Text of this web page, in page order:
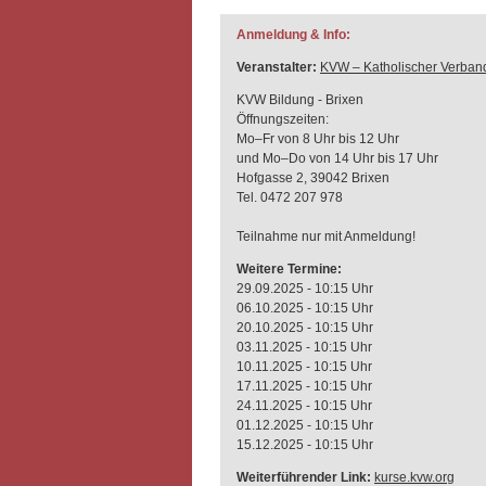
Anmeldung & Info:
Veranstalter: KVW – Katholischer
KVW Bildung - Brixen
Öffnungszeiten:
Mo–Fr von 8 Uhr bis 12 Uhr
und Mo–Do von 14 Uhr bis 17 Uhr
Hofgasse 2, 39042 Brixen
Tel. 0472 207 978
Teilnahme nur mit Anmeldung!
Weitere Termine:
29.09.2025 - 10:15 Uhr
06.10.2025 - 10:15 Uhr
20.10.2025 - 10:15 Uhr
03.11.2025 - 10:15 Uhr
10.11.2025 - 10:15 Uhr
17.11.2025 - 10:15 Uhr
24.11.2025 - 10:15 Uhr
01.12.2025 - 10:15 Uhr
15.12.2025 - 10:15 Uhr
Weiterführender Link: kurse.kvw.org